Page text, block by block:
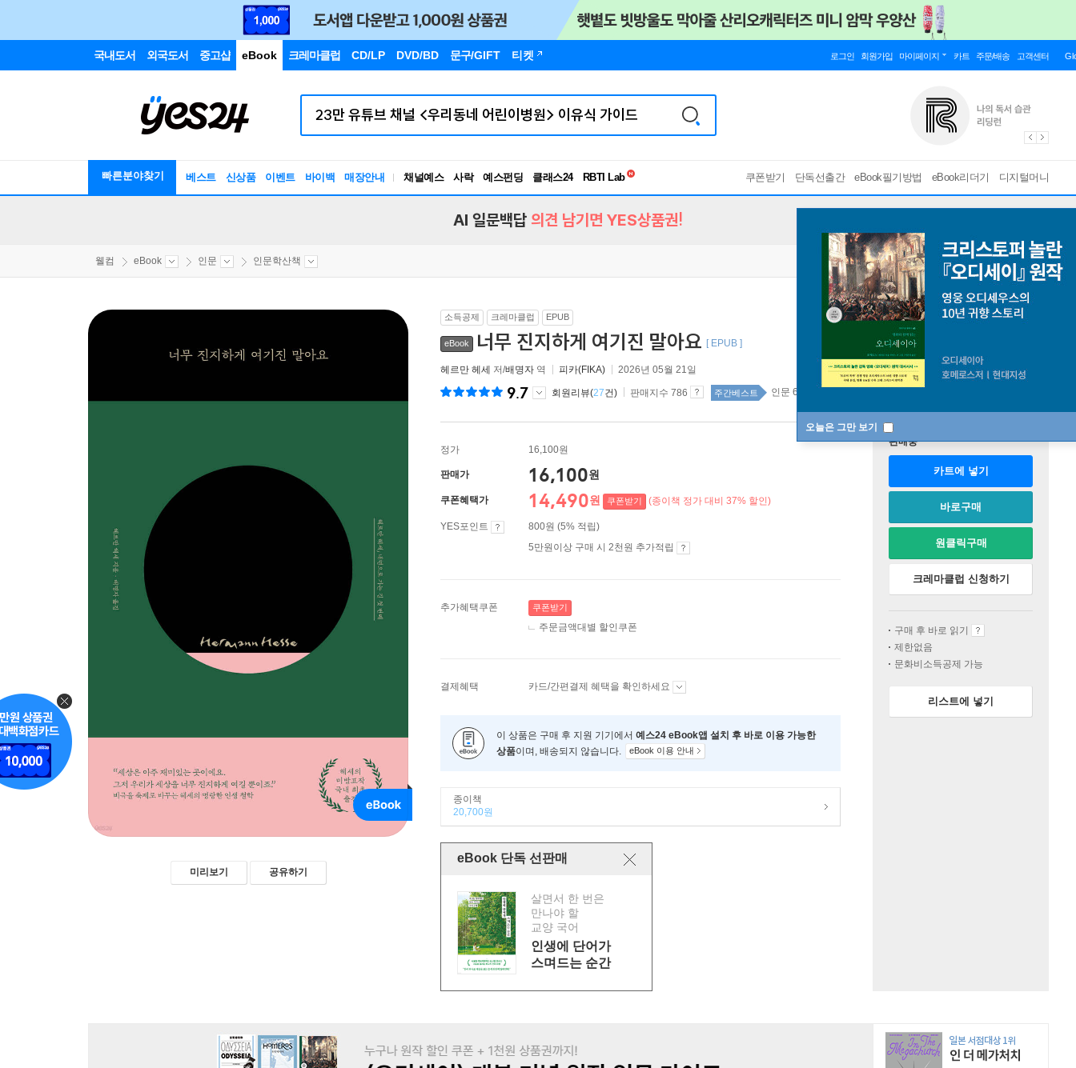
국내도서 외국도서 중고샵 eBook 크레마클럽 CD/LP DVD/BD 문구/GIFT 티켓 로그인 회원가입 마이페이지 카트 주문/배송 고객센터
빠른분야찾기 베스트 신상품 이벤트 바이백 매장안내 채널예스 사락 예스펀딩 클래스24
RBTI Lab
독서유형검사
쿠폰받기 단독선출간 eBook필기방법 eBook리더기 디지털머니
오늘은 그만 보기
AI 일문백답 의견 남기면 YES상품권!
웰컴 eBook 인문 인문학산책
미리보기 공유하기
소득공제 크레마클럽 EPUB
eBook 너무 진지하게 여기진 말아요 [ EPUB ]
헤르만 헤세 저/배명자 역 피카(FIKA) 2026년 05월 21일
9.7 회원리뷰(27건) 판매지수 786 주간베스트 인문 69위
정가 16,100원
판매가 16,100원
쿠폰혜택가 14,490원 쿠폰받기 (종이책 정가 대비 37% 할인)
YES포인트
800원 (5% 적립)
5만원이상 구매 시 2천원 추가적립
추가혜택쿠폰 쿠폰받기
주문금액대별 할인쿠폰
결제혜택 카드/간편결제 혜택을 확인하세요
이 상품은 구매 후 지원 기기에서 예스24 eBook앱 설치 후 바로 이용 가능한
상품이며, 배송되지 않습니다. eBook 이용 안내
종이책
20,700원
eBook 단독 선판매
살면서 한 번은
만나야 할
교양 국어
인생에 단어가
스며드는 순간
판매중
카트에 넣기
바로구매
원클릭구매
크레마클럽 신청하기
구매 후 바로 읽기
제한없음
문화비소득공제 가능
리스트에 넣기